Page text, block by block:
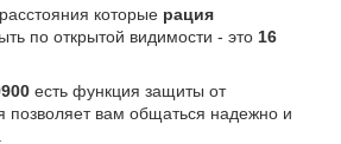
которые рация
по открытой видимости - это 16
есть функция защиты от
позволяет вам общаться надежно и